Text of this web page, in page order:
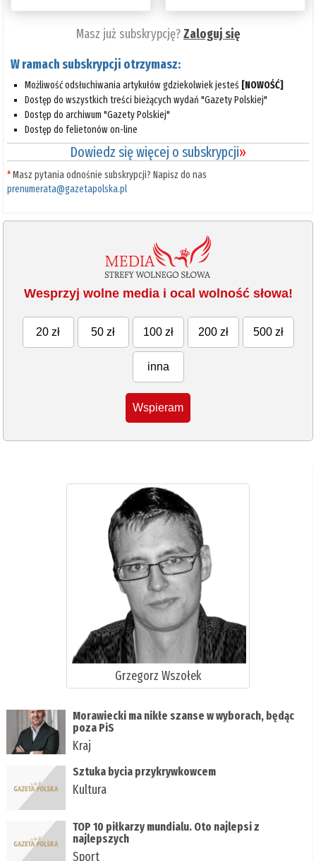
Masz już subskrypcję?Zaloguj się
W ramach subskrypcji otrzymasz:
Możliwość odsłuchiwania artykułów gdziekolwiek jesteś [NOWOŚĆ]
Dostęp do wszystkich treści bieżących wydań "Gazety Polskiej"
Dostęp do archiwum "Gazety Polskiej"
Dostęp do felietonów on-line
Dowiedz się więcej o subskrypcji»
*Masz pytania odnośnie subskrypcji? Napisz do nas
prenumerata@gazetapolska.pl
Wesprzyj wolne media i ocal wolność słowa!
20 zł 50 zł 100 zł 200 zł 500 zł
inna
Wspieram
Grzegorz Wszołek
Morawiecki ma nikłe szanse w wyborach, będąc
poza PiS
Kraj
Sztuka bycia przykrywkowcem
Kultura
TOP 10 piłkarzy mundialu. Oto najlepsi z
najlepszych
Sport